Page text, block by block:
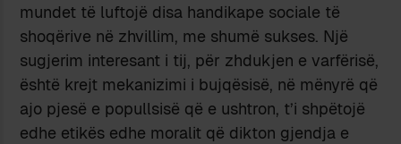
mundet të luftojë disa handikape sociale të
shoqërive në zhvillim, me shumë sukses. Një
sugjerim interesant i tij, për zhdukjen e varfërisë,
është krejt mekanizimi i bujqësisë, në mënyrë që
ajo pjesë e popullsisë që e ushtron, t’i shpëtojë
edhe etikës edhe moralit që dikton gjendja e